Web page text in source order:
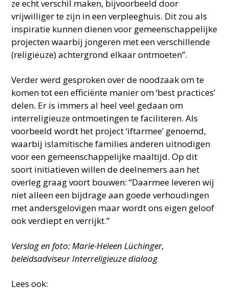
ze echt verschil maken, bijvoorbeeld door
vrijwilliger te zijn in een verpleeghuis. Dit zou als
inspiratie kunnen dienen voor gemeenschappelijke
projecten waarbij jongeren met een verschillende
(religieuze) achtergrond elkaar ontmoeten”.
Verder werd gesproken over de noodzaak om te
komen tot een efficiënte manier om ‘best practices’
delen. Er is immers al heel veel gedaan om
interreligieuze ontmoetingen te faciliteren. Als
voorbeeld wordt het project ‘iftarmee’ genoemd,
waarbij islamitische families anderen uitnodigen
voor een gemeenschappelijke maaltijd. Op dit
soort initiatieven willen de deelnemers aan het
overleg graag voort bouwen: “Daarmee leveren wij
niet alleen een bijdrage aan goede verhoudingen
met andersgelovigen maar wordt ons eigen geloof
ook verdiept en verrijkt.”
Verslag en foto: Marie-Heleen Lüchinger,
beleidsadviseur Interreligieuze dialoog
Lees ook: